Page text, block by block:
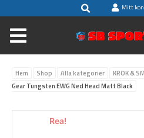
till
innehåll
SökMitt
Hem Shop Alla kategorier KROK &
Gear Tungsten EWG Ned Head Matt Black
Rea!